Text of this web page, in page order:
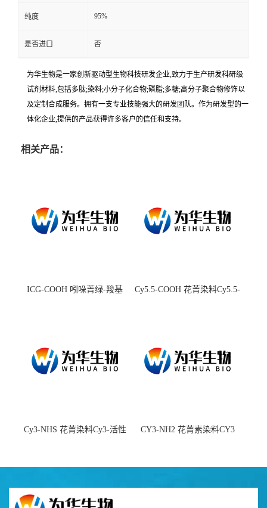
纯度 95%
是否进口 否
为华生物是一家创新驱动型生物科技研发企业,致力于生产研发科研级
试剂材料,包括多肽;染料;小分子化合物;磷脂;多糖;高分子聚合物修饰以
及定制合成服务。拥有一支专业技能强大的研发团队。作为研发型的一
体化企业,提供的产品获得许多客户的信任和支持。
相关产品：
ICG-COOH 吲哚菁绿-羧基
Cy5.5-COOH 花菁染料Cy5.5-
Cy3-NHS 花菁染料Cy3-活性
CY3-NH2 花菁素染料CY3